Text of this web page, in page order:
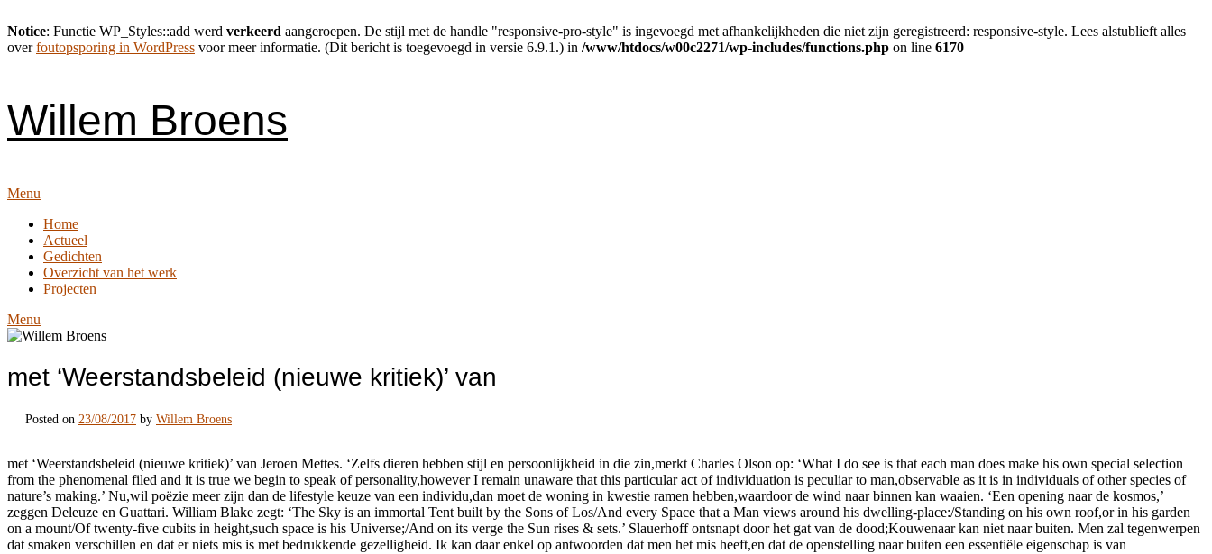
Notice: Functie WP_Styles::add werd verkeerd aangeroepen. De stijl met de handle "responsive-pro-style" is ingevoegd met afhankelijkheden die niet zijn geregistreerd: responsive-style. Lees alstublieft alles
overfoutopsporing in WordPress voor meer informatie. (Dit bericht is toegevoegd in versie 6.9.1.) in /www/htdocs/w00c2271/wp-includes/functions.php on line 6170
Willem Broens
Menu
Home
Actueel
Gedichten
Overzicht van het werk
Projecten
Menu
met ‘Weerstandsbeleid (nieuwe kritiek)’ van
Posted on 23/08/2017 by Willem Broens
met ‘Weerstandsbeleid (nieuwe kritiek)’ van Jeroen Mettes. ‘Zelfs dieren hebben stijl en persoonlijkheid in die zin,merkt Charles Olson op: ‘What I do see is that each man does make his own special selection
from the phenomenal filed and it is true we begin to speak of personality,however I remain unaware that this particular act of individuation is peculiar to man,observable as it is in individuals of other species of
nature’s making.’ Nu,wil poëzie meer zijn dan de lifestyle keuze van een individu,dan moet de woning in kwestie ramen hebben,waardoor de wind naar binnen kan waaien. ‘Een opening naar de kosmos,’
zeggen Deleuze en Guattari. William Blake zegt: ‘The Sky is an immortal Tent built by the Sons of Los/And every Space that a Man views around his dwelling-place:/Standing on his own roof,or in his garden
on a mount/Of twenty-five cubits in height,such space is his Universe;/And on its verge the Sun rises & sets.’ Slauerhoff ontsnapt door het gat van de dood;Kouwenaar kan niet naar buiten. Men zal tegenwerpen
dat smaken verschillen en dat er niets mis is met bedrukkende gezelligheid. Ik kan daar enkel op antwoorden dat men het mis heeft,en dat de openstelling naar buiten een essentiële eigenschap is van